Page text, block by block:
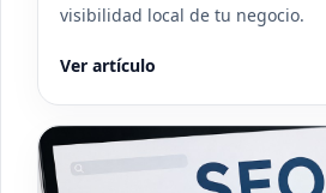
visibilidad local de tu negocio.
Ver artículo